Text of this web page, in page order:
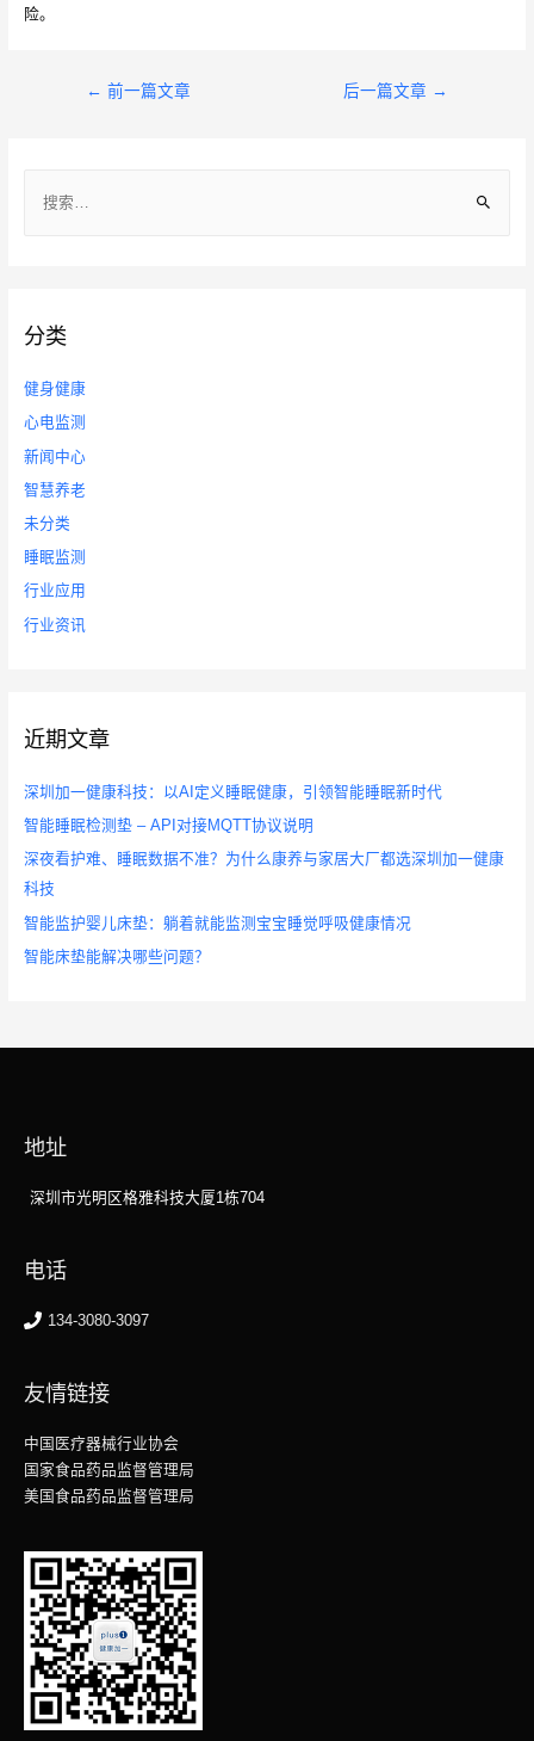
险。
航
← 前一篇文章 后一篇文章 →
分类
健身健康
心电监测
新闻中心
智慧养老
未分类
睡眠监测
行业应用
行业资讯
近期文章
深圳加一健康科技：以AI定义睡眠健康，引领智能睡眠新时代
智能睡眠检测垫 – API对接MQTT协议说明
深夜看护难、睡眠数据不准？为什么康养与家居大厂都选深圳加一健康
科技
智能监护婴儿床垫：躺着就能监测宝宝睡觉呼吸健康情况
智能床垫能解决哪些问题？
地址
深圳市光明区格雅科技大厦1栋704
电话
134-3080-3097
友情链接
中国医疗器械行业协会
国家食品药品监督管理局
美国食品药品监督管理局